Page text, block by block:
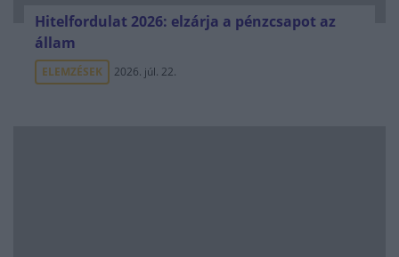
Hitelfordulat 2026: elzárja a pénzcsapot az
állam
ELEMZÉSEK 2026. júl. 22.